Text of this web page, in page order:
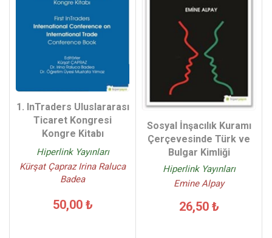
1. InTraders Uluslararası
Ticaret Kongresi
Kongre Kitabı
Hiperlink Yayınları
Kürşat Çapraz Irina Raluca
Badea
50,00 ₺
Sosyal İnşacılık Kuramı
Çerçevesinde Türk ve
Bulgar Kimliği
Hiperlink Yayınları
Emine Alpay
26,50 ₺